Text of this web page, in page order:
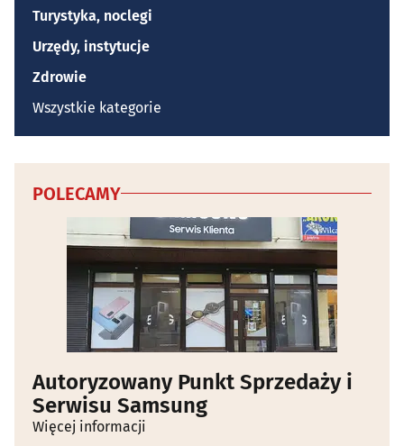
Turystyka, noclegi
Urzędy, instytucje
Zdrowie
Wszystkie kategorie
POLECAMY
Autoryzowany Punkt Sprzedaży i
Serwisu Samsung
Więcej informacji